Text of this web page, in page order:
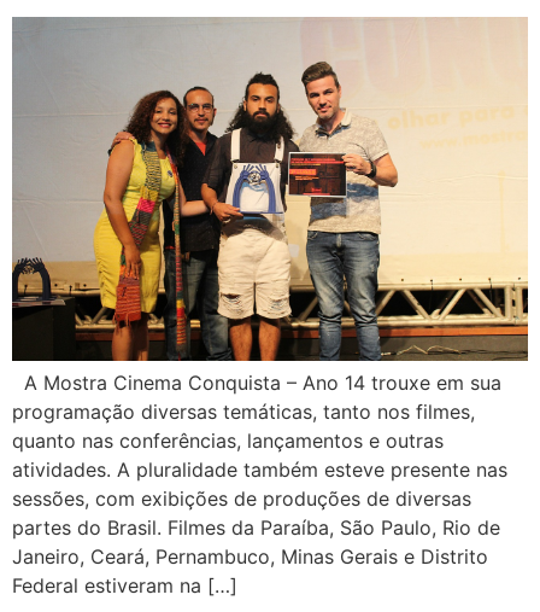
A Mostra Cinema Conquista – Ano 14 trouxe em sua
programação diversas temáticas, tanto nos filmes,
quanto nas conferências, lançamentos e outras
atividades. A pluralidade também esteve presente nas
sessões, com exibições de produções de diversas
partes do Brasil. Filmes da Paraíba, São Paulo, Rio de
Janeiro, Ceará, Pernambuco, Minas Gerais e Distrito
Federal estiveram na […]